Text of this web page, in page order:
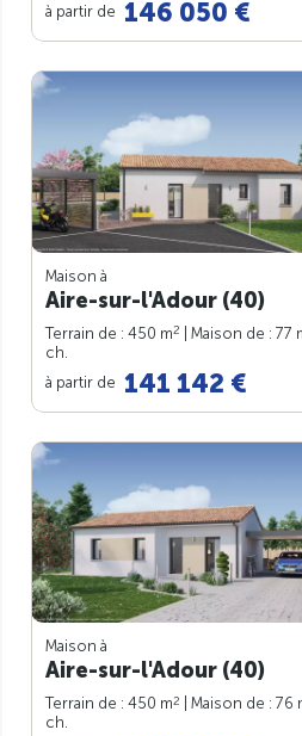
à partir de 146 050 €
Maison à
Aire-sur-l'Adour (40)
Terrain de : 450 m2 | Maison de : 77
ch.
à partir de 141 142 €
Maison à
Aire-sur-l'Adour (40)
Terrain de : 450 m2 | Maison de : 76
ch.